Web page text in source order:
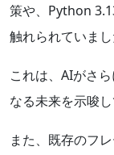
策や、Python
触れられていまし
これは、AIがさ
なる未来を示唆
また、既存のフ